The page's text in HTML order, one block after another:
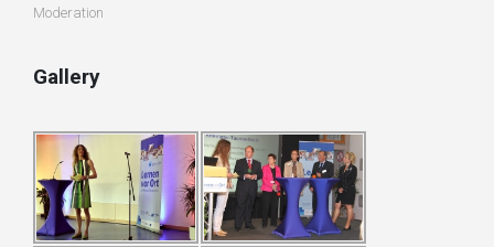
Moderation
Gallery